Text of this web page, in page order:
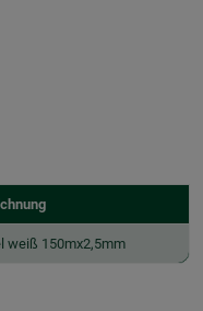
weiß 150mx2,5mm